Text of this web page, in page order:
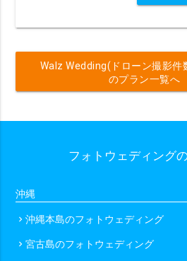
Walz Wedding(ドローン撮影件
のプラン一覧へ
フォトウェディング
沖縄
chevron_right沖縄本島のフォトウェディング
chevron_right宮古島のフォトウェディング